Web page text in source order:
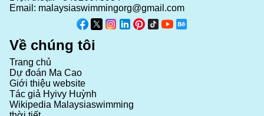
Email: malaysiaswimmingorg@gmail.com
Về chúng tôi
Trang chủ
Dự đoán Ma Cao
Giới thiệu website
Tác giả Hyivy Huỳnh
Wikipedia Malaysiaswimming